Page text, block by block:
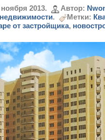
2013. Автор:
. Метки:
от застройщика,